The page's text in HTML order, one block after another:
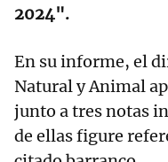
2024".
En su informe, el
Natural y Animal
junto a tres notas
de ellas figure